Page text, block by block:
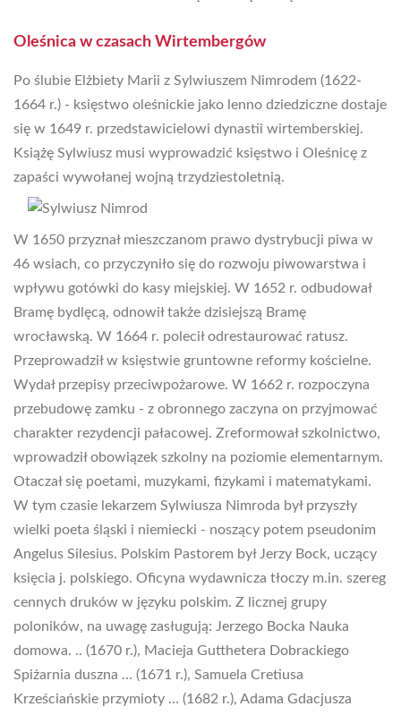
Oleśnica w czasach Wirtembergów
Po ślubie Elżbiety Marii z Sylwiuszem Nimrodem (1622-
1664 r.) - księstwo oleśnickie jako lenno dziedziczne dostaje
się w 1649 r. przedstawicielowi dynastii wirtemberskiej.
Książę Sylwiusz musi wyprowadzić księstwo i Oleśnicę z
zapaści wywołanej wojną trzydziestoletnią.
W 1650 przyznał mieszczanom prawo dystrybucji piwa w
46 wsiach, co przyczyniło się do rozwoju piwowarstwa i
wpływu gotówki do kasy miejskiej. W 1652 r. odbudował
Bramę bydlęcą, odnowił także dzisiejszą Bramę
wrocławską. W 1664 r. polecił odrestaurować ratusz.
Przeprowadził w księstwie gruntowne reformy kościelne.
Wydał przepisy przeciwpożarowe. W 1662 r. rozpoczyna
przebudowę zamku - z obronnego zaczyna on przyjmować
charakter rezydencji pałacowej. Zreformował szkolnictwo,
wprowadził obowiązek szkolny na poziomie elementarnym.
Otaczał się poetami, muzykami, fizykami i matematykami.
W tym czasie lekarzem Sylwiusza Nimroda był przyszły
wielki poeta śląski i niemiecki - noszący potem pseudonim
Angelus Silesius. Polskim Pastorem był Jerzy Bock, uczący
księcia j. polskiego. Oficyna wydawnicza tłoczy m.in. szereg
cennych druków w języku polskim. Z licznej grupy
poloników, na uwagę zasługują: Jerzego Bocka Nauka
domowa. .. (1670 r.), Macieja Gutthetera Dobrackiego
Spiżarnia duszna … (1671 r.), Samuela Cretiusa
Krześciańskie przymioty … (1682 r.), Adama Gdacjusza